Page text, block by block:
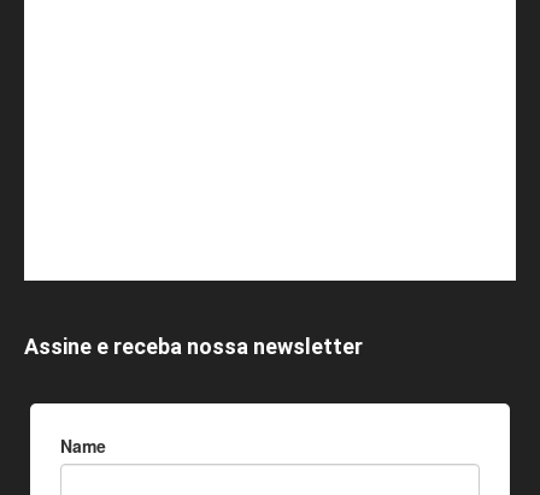
Assine e receba nossa newsletter